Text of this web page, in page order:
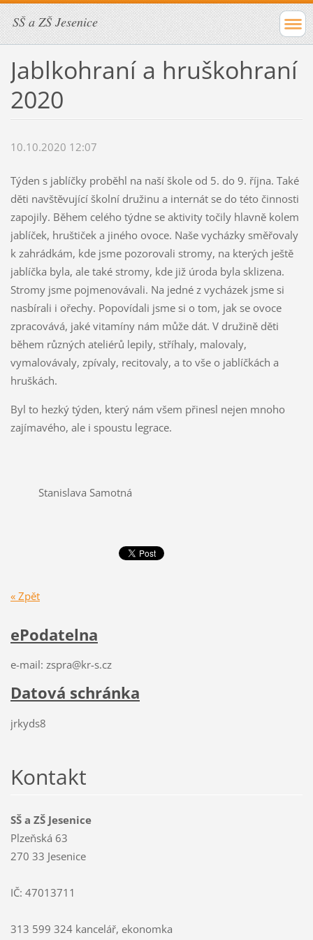
SŠ a ZŠ Jesenice
Jablkohraní a hruškohraní
2020
10.10.2020 12:07
Týden s jablíčky proběhl na naší škole od 5. do 9. října. Také
děti navštěvující školní družinu a internát se do této činnosti
zapojily. Během celého týdne se aktivity točily hlavně kolem
jablíček, hruštiček a jiného ovoce. Naše vycházky směřovaly
k zahrádkám, kde jsme pozorovali stromy, na kterých ještě
jablíčka byla, ale také stromy, kde již úroda byla sklizena.
Stromy jsme pojmenovávali. Na jedné z vycházek jsme si
nasbírali i ořechy. Popovídali jsme si o tom, jak se ovoce
zpracovává, jaké vitamíny nám může dát. V družině děti
během různých ateliérů lepily, stříhaly, malovaly,
vymalovávaly, zpívaly, recitovaly, a to vše o jablíčkách a
hruškách.
Byl to hezký týden, který nám všem přinesl nejen mnoho
zajímavého, ale i spoustu legrace.
Stanislava Samotná
« Zpět
ePodatelna
e-mail: zspra@kr-s.cz
Datová schránka
jrkyds8
Kontakt
SŠ a ZŠ Jesenice
Plzeňská 63
270 33 Jesenice
IČ: 47013711
313 599 324 kancelář, ekonomka